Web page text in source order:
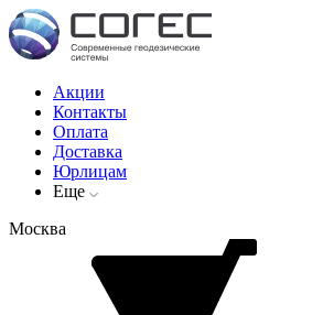
Акции
Контакты
Оплата
Доставка
Юрлицам
Еще
Москва